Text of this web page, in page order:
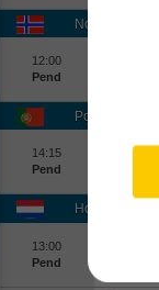
Noruega
12:00
Pend
Portugal Liga
14:15
Pend
Holanda
13:00
Pend